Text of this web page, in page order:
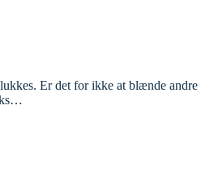
Er det for ikke at blænde